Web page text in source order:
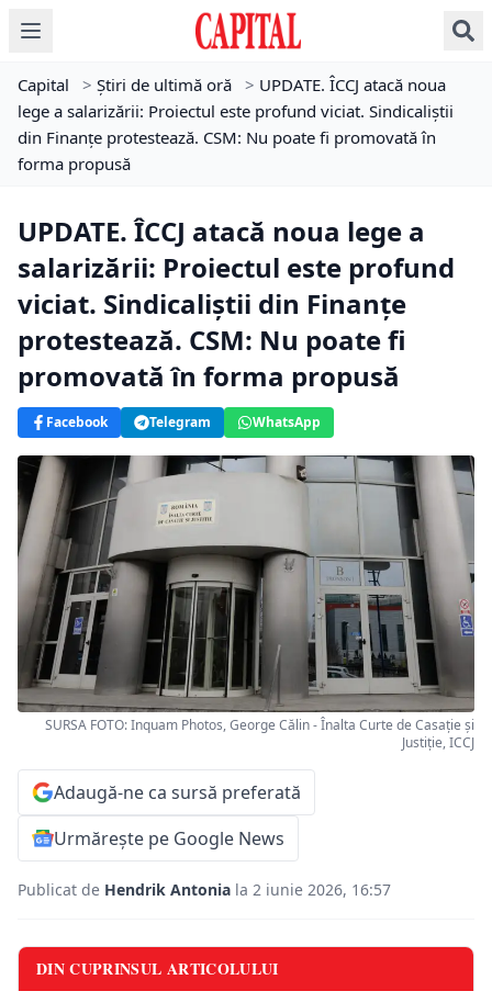
Capital > Știri de ultimă oră > UPDATE. ÎCCJ atacă noua
lege a salarizării: Proiectul este profund viciat. Sindicaliştii
din Finanţe protestează. CSM: Nu poate fi promovată în
forma propusă
UPDATE. ÎCCJ atacă noua lege a
salarizării: Proiectul este profund
viciat. Sindicaliştii din Finanţe
protestează. CSM: Nu poate fi
promovată în forma propusă
Facebook Telegram WhatsApp
SURSA FOTO: Inquam Photos, George Călin - Înalta Curte de Casație și
Justiție, ICCJ
Adaugă-ne ca sursă preferată
Urmărește pe Google News
Publicat de Hendrik Antonia la 2 iunie 2026, 16:57
DIN CUPRINSUL ARTICOLULUI